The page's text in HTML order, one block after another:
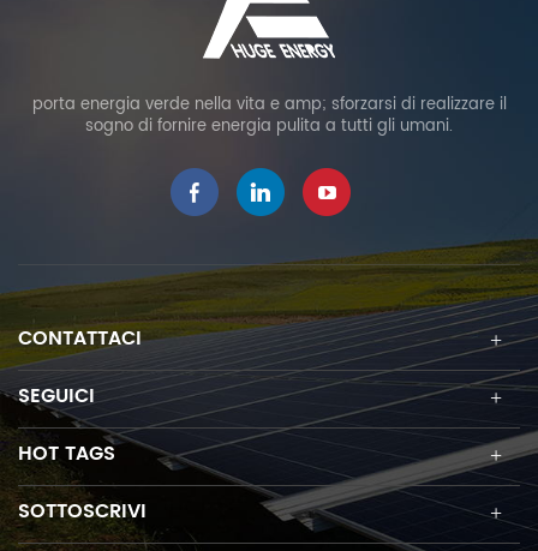
porta energia verde nella vita e amp; sforzarsi di realizzare il
sogno di fornire energia pulita a tutti gli umani.
CONTATTACI
SEGUICI
HOT TAGS
SOTTOSCRIVI